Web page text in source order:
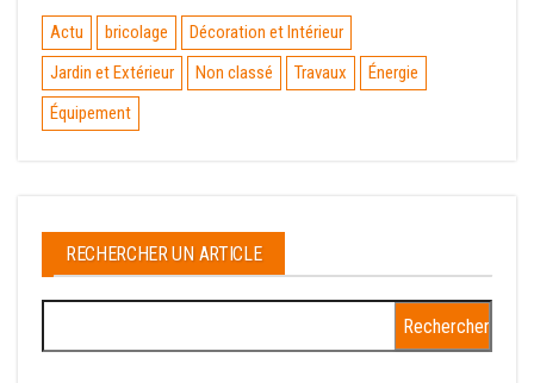
Actu bricolage
Décoration et Intérieur
Jardin et Extérieur
Non classé Travaux
Énergie
Équipement
RECHERCHER UN ARTICLE